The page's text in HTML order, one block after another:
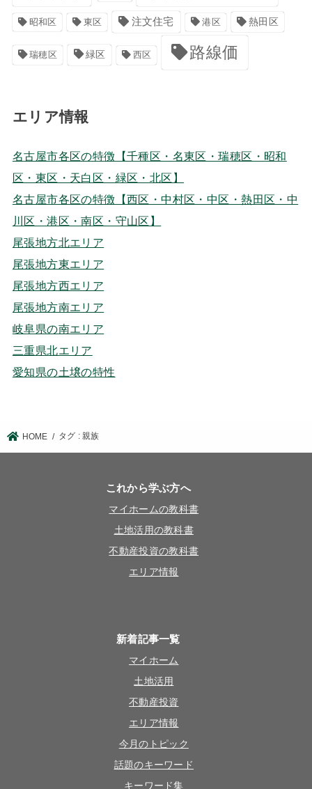
昭和区 東区 注文住宅 港区 熱田区
瑞穂区 緑区 西区 路線価
エリア情報
名古屋市各区の特徴【千種区・名東区・瑞穂区・昭和
区・東区・天白区・緑区・北区】
名古屋市各区の特徴【西区・中村区・中区・熱田区・中
川区・港区・南区・守山区】
尾張地方北エリア
尾張地方東エリア
尾張地方西エリア
尾張地方南エリア
岐阜県の南エリア
三重県北エリア
愛知県の土壌の特性
HOME タグ : 親族
これから学ぶ方へ
マイホームの教科書
土地活用の教科書
不動産投資の教科書
エリア情報
新着記事一覧
マイホーム
土地活用
不動産投資
エリア情報
今月のトピック
話題のキーワード
キーワード集